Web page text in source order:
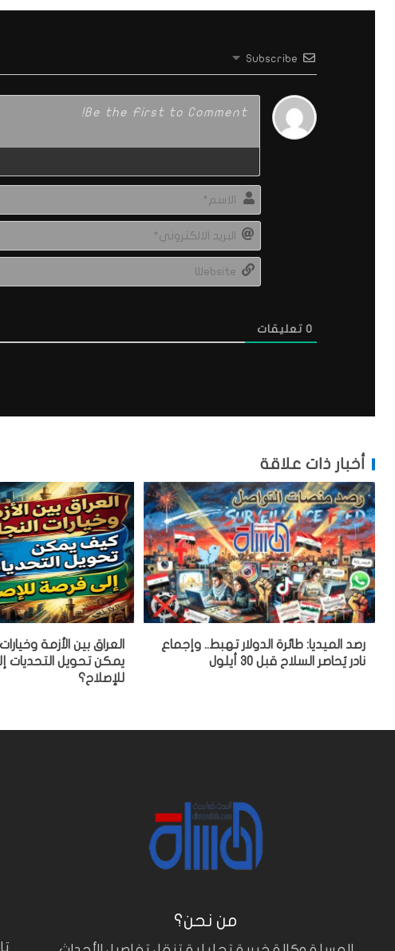
Subscribe
0 تعليقات
أخبار ذات علاقة
رصد الميديا: طائرة الدولار تهبط.. وإجماع
نادر يُحاصر السلاح قبل 30 أيلول
العراق بين الأزمة
يمكن تحويل التحديات
للإصلاح؟
من نحن؟